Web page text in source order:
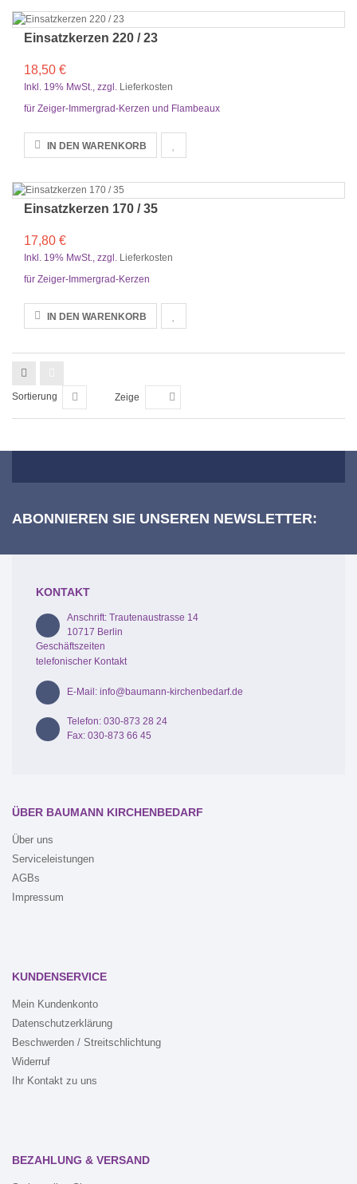
Einsatzkerzen 220 / 23
18,50 €
Inkl. 19% MwSt., zzgl. Lieferkosten
für Zeiger-Immergrad-Kerzen und Flambeaux
IN DEN WARENKORB
Einsatzkerzen 170 / 35
17,80 €
Inkl. 19% MwSt., zzgl. Lieferkosten
für Zeiger-Immergrad-Kerzen
IN DEN WARENKORB
Sortierung Zeige
ABONNIEREN SIE UNSEREN NEWSLETTER:
KONTAKT
Anschrift: Trautenaustrasse 14
10717 Berlin
Geschäftszeiten
telefonischer Kontakt
E-Mail: info@baumann-kirchenbedarf.de
Telefon: 030-873 28 24
Fax: 030-873 66 45
ÜBER BAUMANN KIRCHENBEDARF
Über uns
Serviceleistungen
AGBs
Impressum
KUNDENSERVICE
Mein Kundenkonto
Datenschutzerklärung
Beschwerden / Streitschlichtung
Widerruf
Ihr Kontakt zu uns
BEZAHLUNG & VERSAND